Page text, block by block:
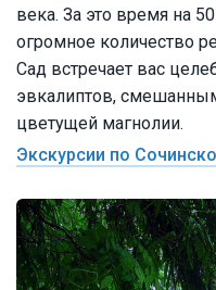
века. За это время на
огромное количество
Сад встречает вас
эвкалиптов,
цветущей магнолии.
Экскурсии по